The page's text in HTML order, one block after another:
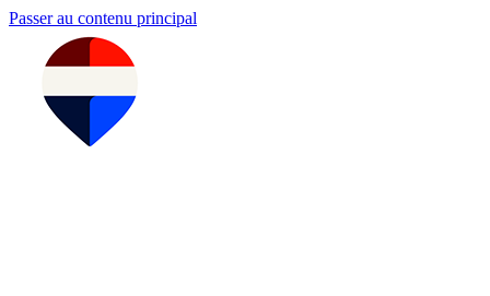
Passer au contenu principal